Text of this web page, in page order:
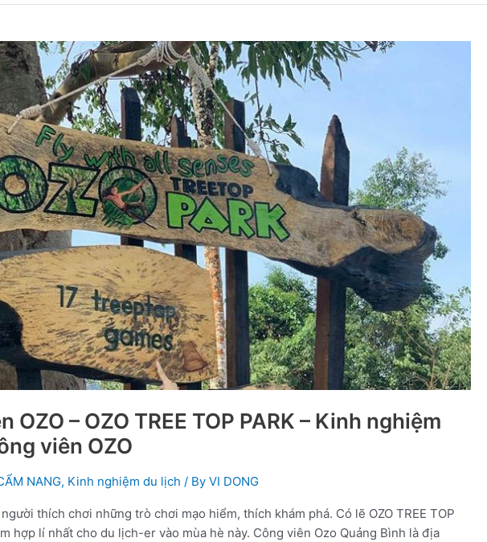
OZO – OZO TREE TOP PARK – Kinh nghiệm
viên OZO
NANG, Kinh nghiệm du lịch / By VI DONG
thích chơi những trò chơi mạo hiểm, thích khám phá. Có lẽ OZO TREE TOP
hợp lí nhất cho du lịch-er vào mùa hè này. Công viên Ozo Quảng Bình là địa